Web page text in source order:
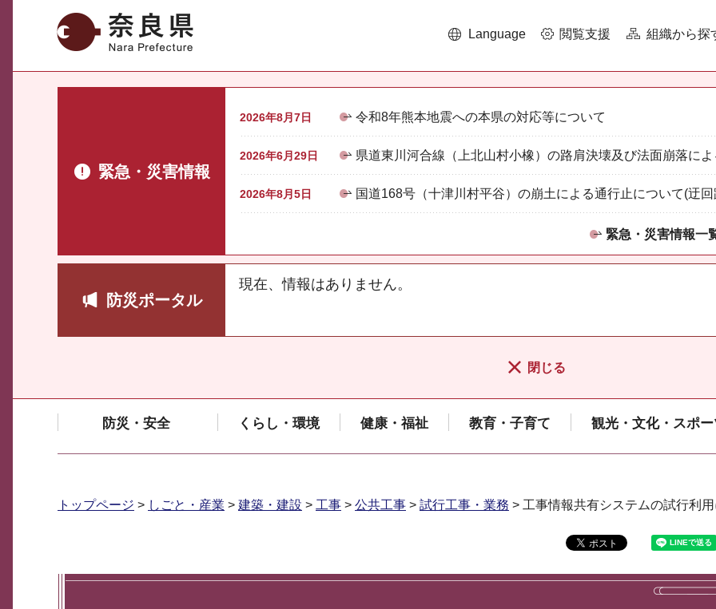
奈良県 Language 閲覧支援 組織から探
緊急・災害情報
2026年8月7日 令和8年熊本地震への本県の対応等について
2026年6月29日 県道東川河合線（上北山村小橡）の路肩決壊及び法面崩落に
2026年8月5日 国道168号（十津川村平谷）の崩土による通行止について(迂
緊急・災害情報一
防災ポータル
現在、情報はありません。
閉じる
防災・安全 くらし・環境 健康・福祉 教育・子育て 観光・文化・スポー
トップページ > しごと・産業 > 建築・建設 > 工事 > 公共工事 > 試行工事・業務 > 工事情報共有システムの試行利